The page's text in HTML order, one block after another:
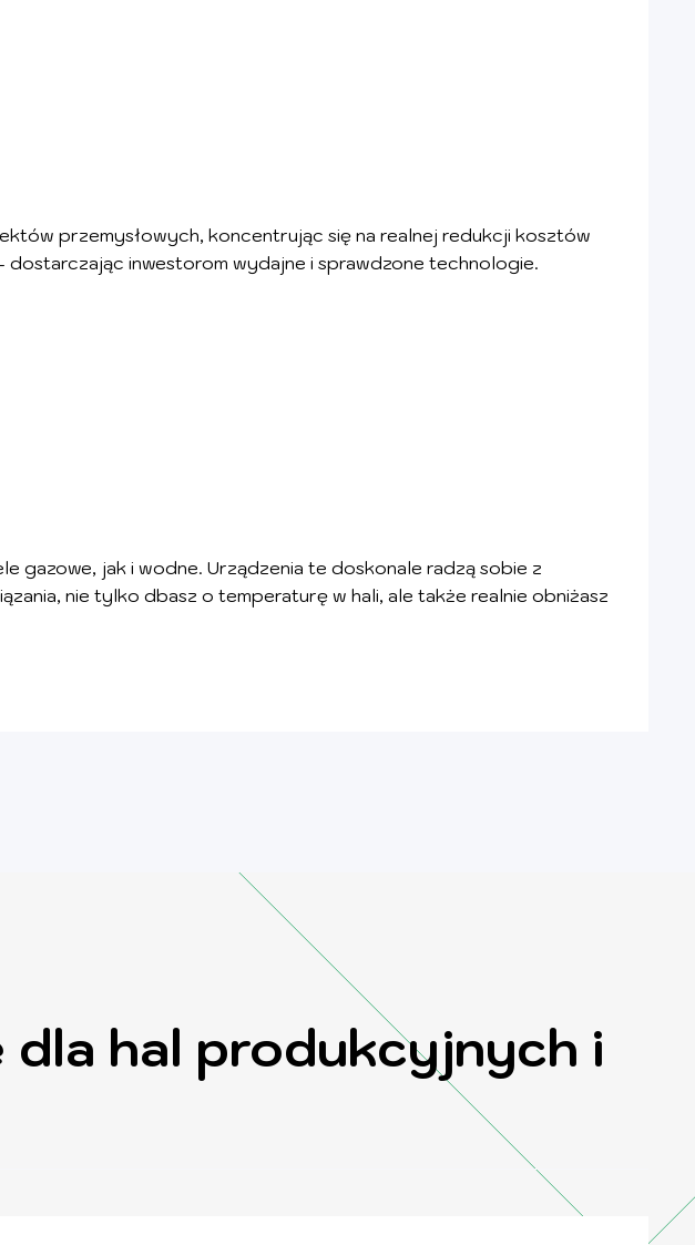
przemysłowych, koncentrując się na realnej redukcji kosztów
inwestorom wydajne i sprawdzone technologie.
gazowe, jak i wodne. Urządzenia te doskonale radzą sobie z
nie tylko dbasz o temperaturę w hali, ale także realnie obniżasz
hal produkcyjnych i